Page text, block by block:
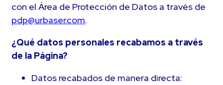
con el Área de Protección de Datos a través de
pdp@urbaser.com.
¿Qué datos personales recabamos a través
de la Página?
Datos recabados de manera directa: